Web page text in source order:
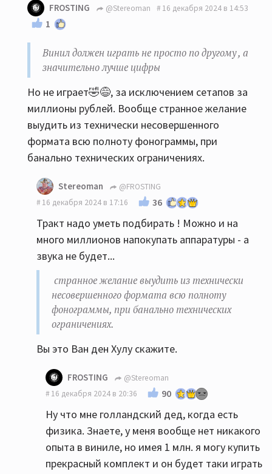
FROSTING @Stereoman 16 декабря 2024 в 14:53
1
Винил должен играть не просто по другому , а
значительно лучше цифры
Но не играет🤣😅, за исключением сетапов за
миллионы рублей. Вообще странное желание
выудить из технически несовершенного
формата всю полноту фонограммы, при
банально технических ограничениях.
Stereoman
@FROSTING
16 декабря 2024 в 17:16
36
Тракт надо уметь подбирать ! Можно и на
много миллионов напокупать аппаратуры - а
звука не будет...
странное желание выудить из технически
несовершенного формата всю полноту
фонограммы, при банально технических
ограничениях.
Вы это Ван ден Хулу скажите.
FROSTING
@Stereoman
16 декабря 2024 в 20:36
90
Ну что мне голландский дед, когда есть
физика. Знаете, у меня вообще нет никакого
опыта в виниле, но имея 1 млн. я могу купить
прекрасный комплект и он будет таки играть